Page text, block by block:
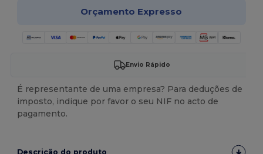
Orçamento Expresso
Envio Rápido
É representante de uma empresa? Para deduções de
imposto, indique por favor o seu NIF no acto de
pagamento.
Descrição do produto